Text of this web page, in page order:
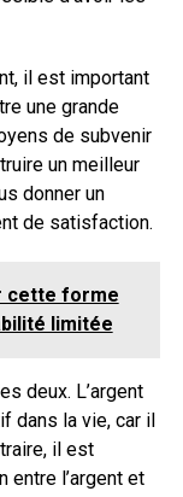
il est important
une grande
de subvenir
un meilleur
donner un
de satisfaction.
cette forme
limitée
deux. L’argent
dans la vie, car il
il est
entre l’argent et